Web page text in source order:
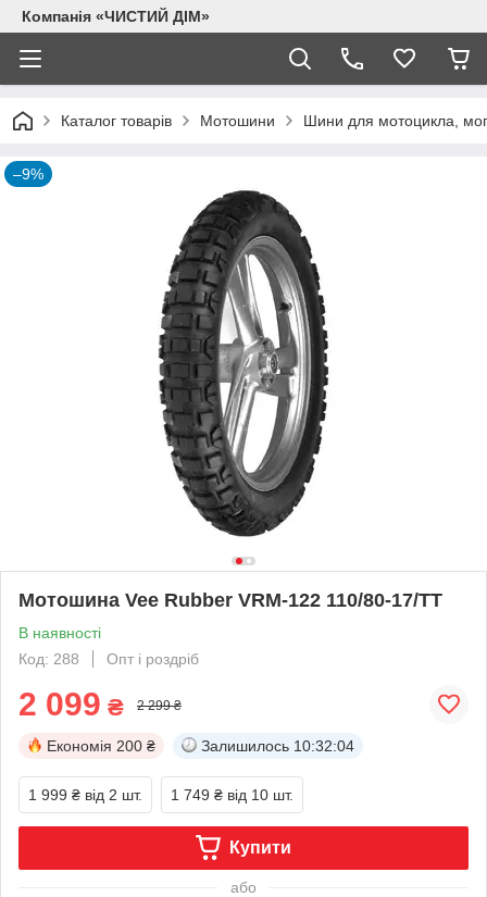
Компанія «ЧИСТИЙ ДІМ»
Каталог товарів Мотошини Шини для мотоцикла,
–9%
Мотошина Vee Rubber VRM-122 110/80-17/TT
В наявності
Код: 288
Опт і роздріб
2 099 ₴ 2 299 ₴
Економія 200 ₴ Залишилось 10:32:04
1 999 ₴ від 2 шт. 1 749 ₴ від 10 шт.
Купити
або